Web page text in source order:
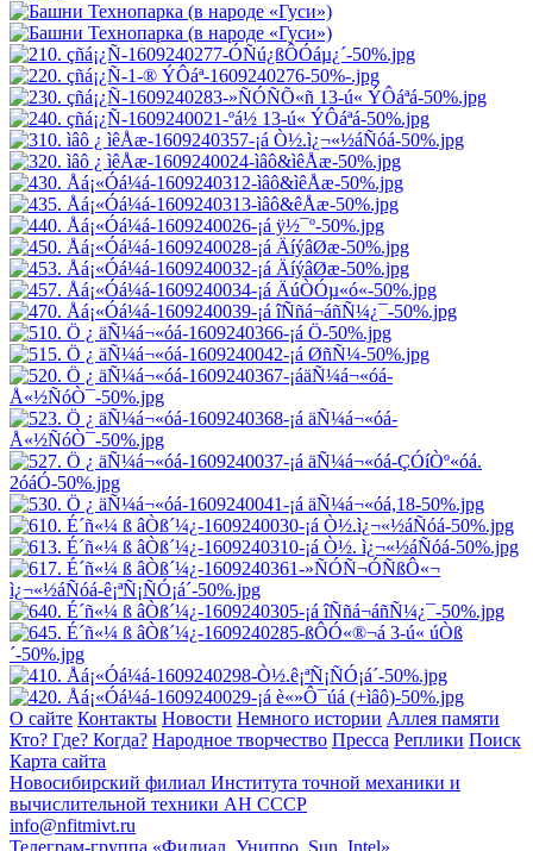
О сайте Контакты Новости Немного истории Аллея памяти
Кто? Где? Когда? Народное творчество Пресса Реплики Поиск
Карта сайта
Новосибирский филиал Института точной механики и
вычислительной техники АН СССР
info@nfitmivt.ru
Телеграм-группа «Филиал, Унипро, Sun, Intel»